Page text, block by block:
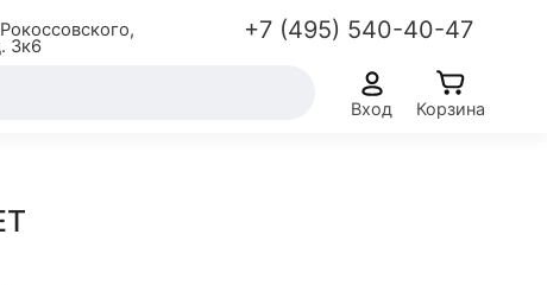
3к6
+7 (495) 540-40-47
Вход Корзина